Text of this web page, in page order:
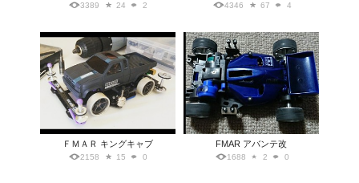
3389 24 2 4346 67 4
ＦＭＡＲ キングキャブ
2158 15 0
FMAR アバンテ改
1688 2 0